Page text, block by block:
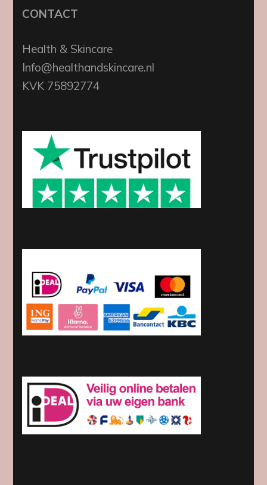
CONTACT
Health & Skincare
Info@healthandskincare.nl
KVK 75892774